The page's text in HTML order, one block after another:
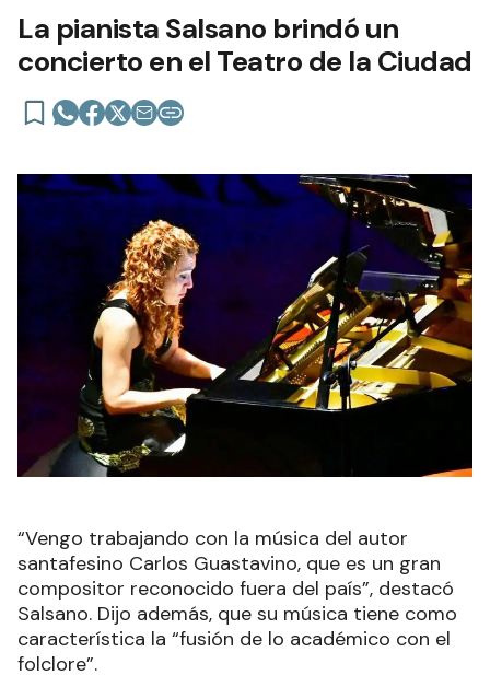
La pianista Salsano brindó un
concierto en el Teatro de la Ciudad
“Vengo trabajando con la música del autor
santafesino Carlos Guastavino, que es un gran
compositor reconocido fuera del país”, destacó
Salsano. Dijo además, que su música tiene como
característica la “fusión de lo académico con el
folclore”.